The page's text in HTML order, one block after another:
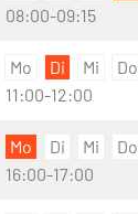
08:00-09:15
Mo Di Mi Do
11:00-12:00
Mo Di Mi Do
16:00-17:00